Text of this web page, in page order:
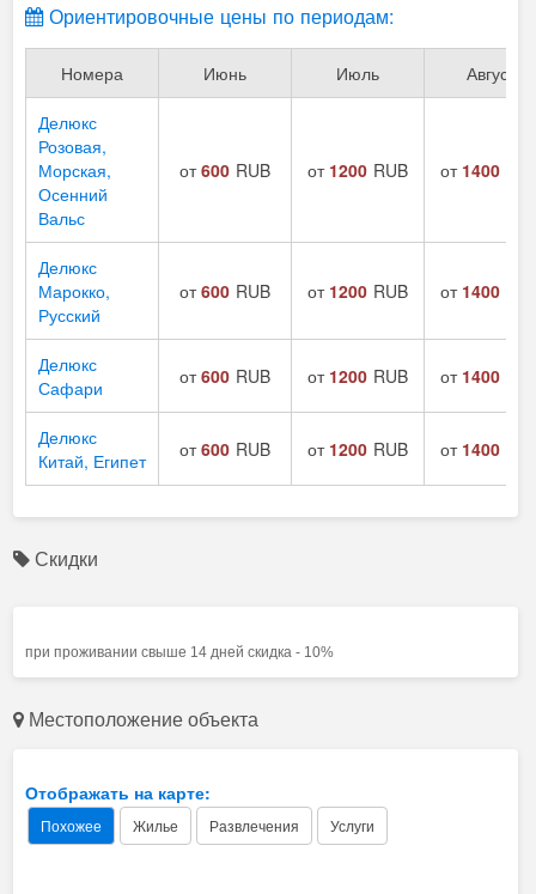
Ориентировочные цены по периодам:
Номера Июнь Июль Август
Делюкс
Розовая,
Морская,
Осенний
Вальс
от600 RUB от 1200 RUB от 1400
Делюкс
Марокко,
Русский
от600 RUB от 1200 RUB от 1400
Делюкс
Сафари
от600 RUB от 1200 RUB от 1400
Делюкс
Китай, Египет
от600 RUB от 1200 RUB от 1400
Скидки
при проживании свыше 14 дней скидка - 10%
Местоположение объекта
Отображать на карте:
Похожее Жилье Развлечения Услуги